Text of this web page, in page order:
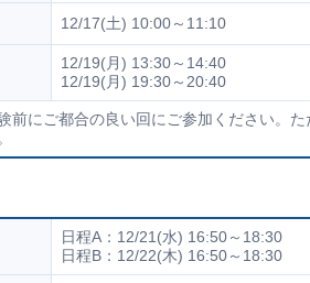
12/17(土) 10:00～11:10
12/19(月) 13:30～14:40
12/19(月) 19:30～20:40
前にご都合の良い回にご参加ください。
日程A：12/21(水) 16:50～18:30
日程B：12/22(木) 16:50～18:30